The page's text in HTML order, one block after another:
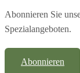
Abonnieren Sie
Spezialangeboten.
Abonnieren